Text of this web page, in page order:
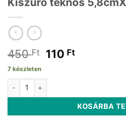
450Ft
Original
was:
110 FtCurrent
7 készleten
Kiszúró teknős 5,8cmX4cm
KOSÁRBA